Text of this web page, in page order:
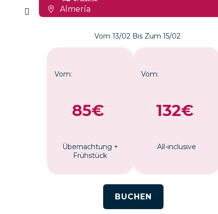
Almería
Vom 13/02 Bis Zum 15/02
Vom:
85€
Übernachtung +
Frühstück
Vom:
132€
All-inclusive
BUCHEN